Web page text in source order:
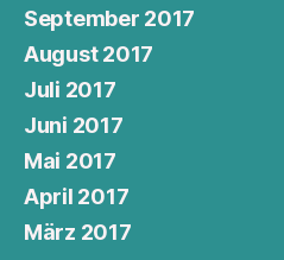
September 2017
August 2017
Juli 2017
Juni 2017
Mai 2017
April 2017
März 2017